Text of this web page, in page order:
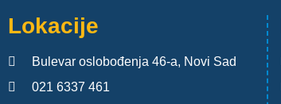
Lokacije
Bulevar oslobođenja 46-a, Novi Sad
021 6337 461